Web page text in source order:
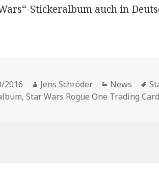
Stickeralbum auch in
2016 Autor
Jens Schröder Kategorien
News
,Star Wars Rogue One Trading